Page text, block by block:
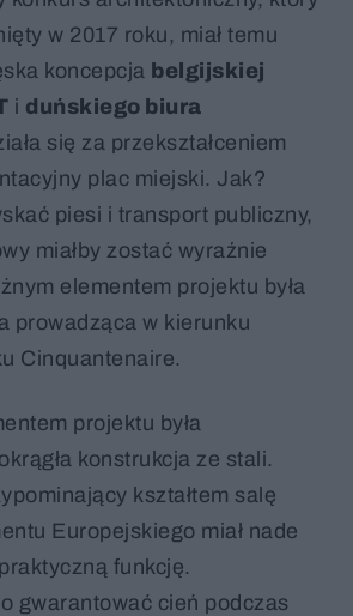
w 2017 roku, miał temu
koncepcja belgijskiej
i duńskiego biura
się za przekształceniem
plac miejski. Jak?
piesi i transport publiczny,
miałby zostać wyraźnie
elementem projektu była
prowadząca w kierunku
Cinquantenaire.
projektu była
konstrukcja ze stali.
kształtem salę
Europejskiego miał nade
funkcję.
gwarantować cień podczas